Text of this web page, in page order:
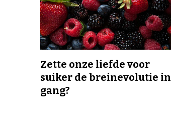
Zette onze liefde voor
suiker de breinevolutie in
gang?